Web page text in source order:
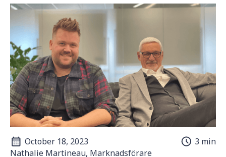
October 18, 2023
3 min
Nathalie Martineau, Marknadsförare